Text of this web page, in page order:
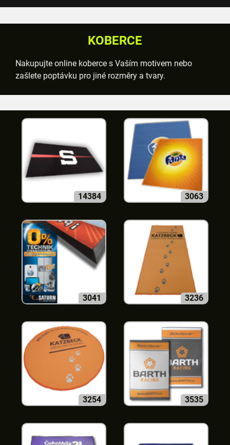
KOBERCE
Nakupujte online koberce s Vaším motivem nebo
zašlete poptávku pro jiné rozměry a tvary.
14384 3063
3041 3236
3254 3535